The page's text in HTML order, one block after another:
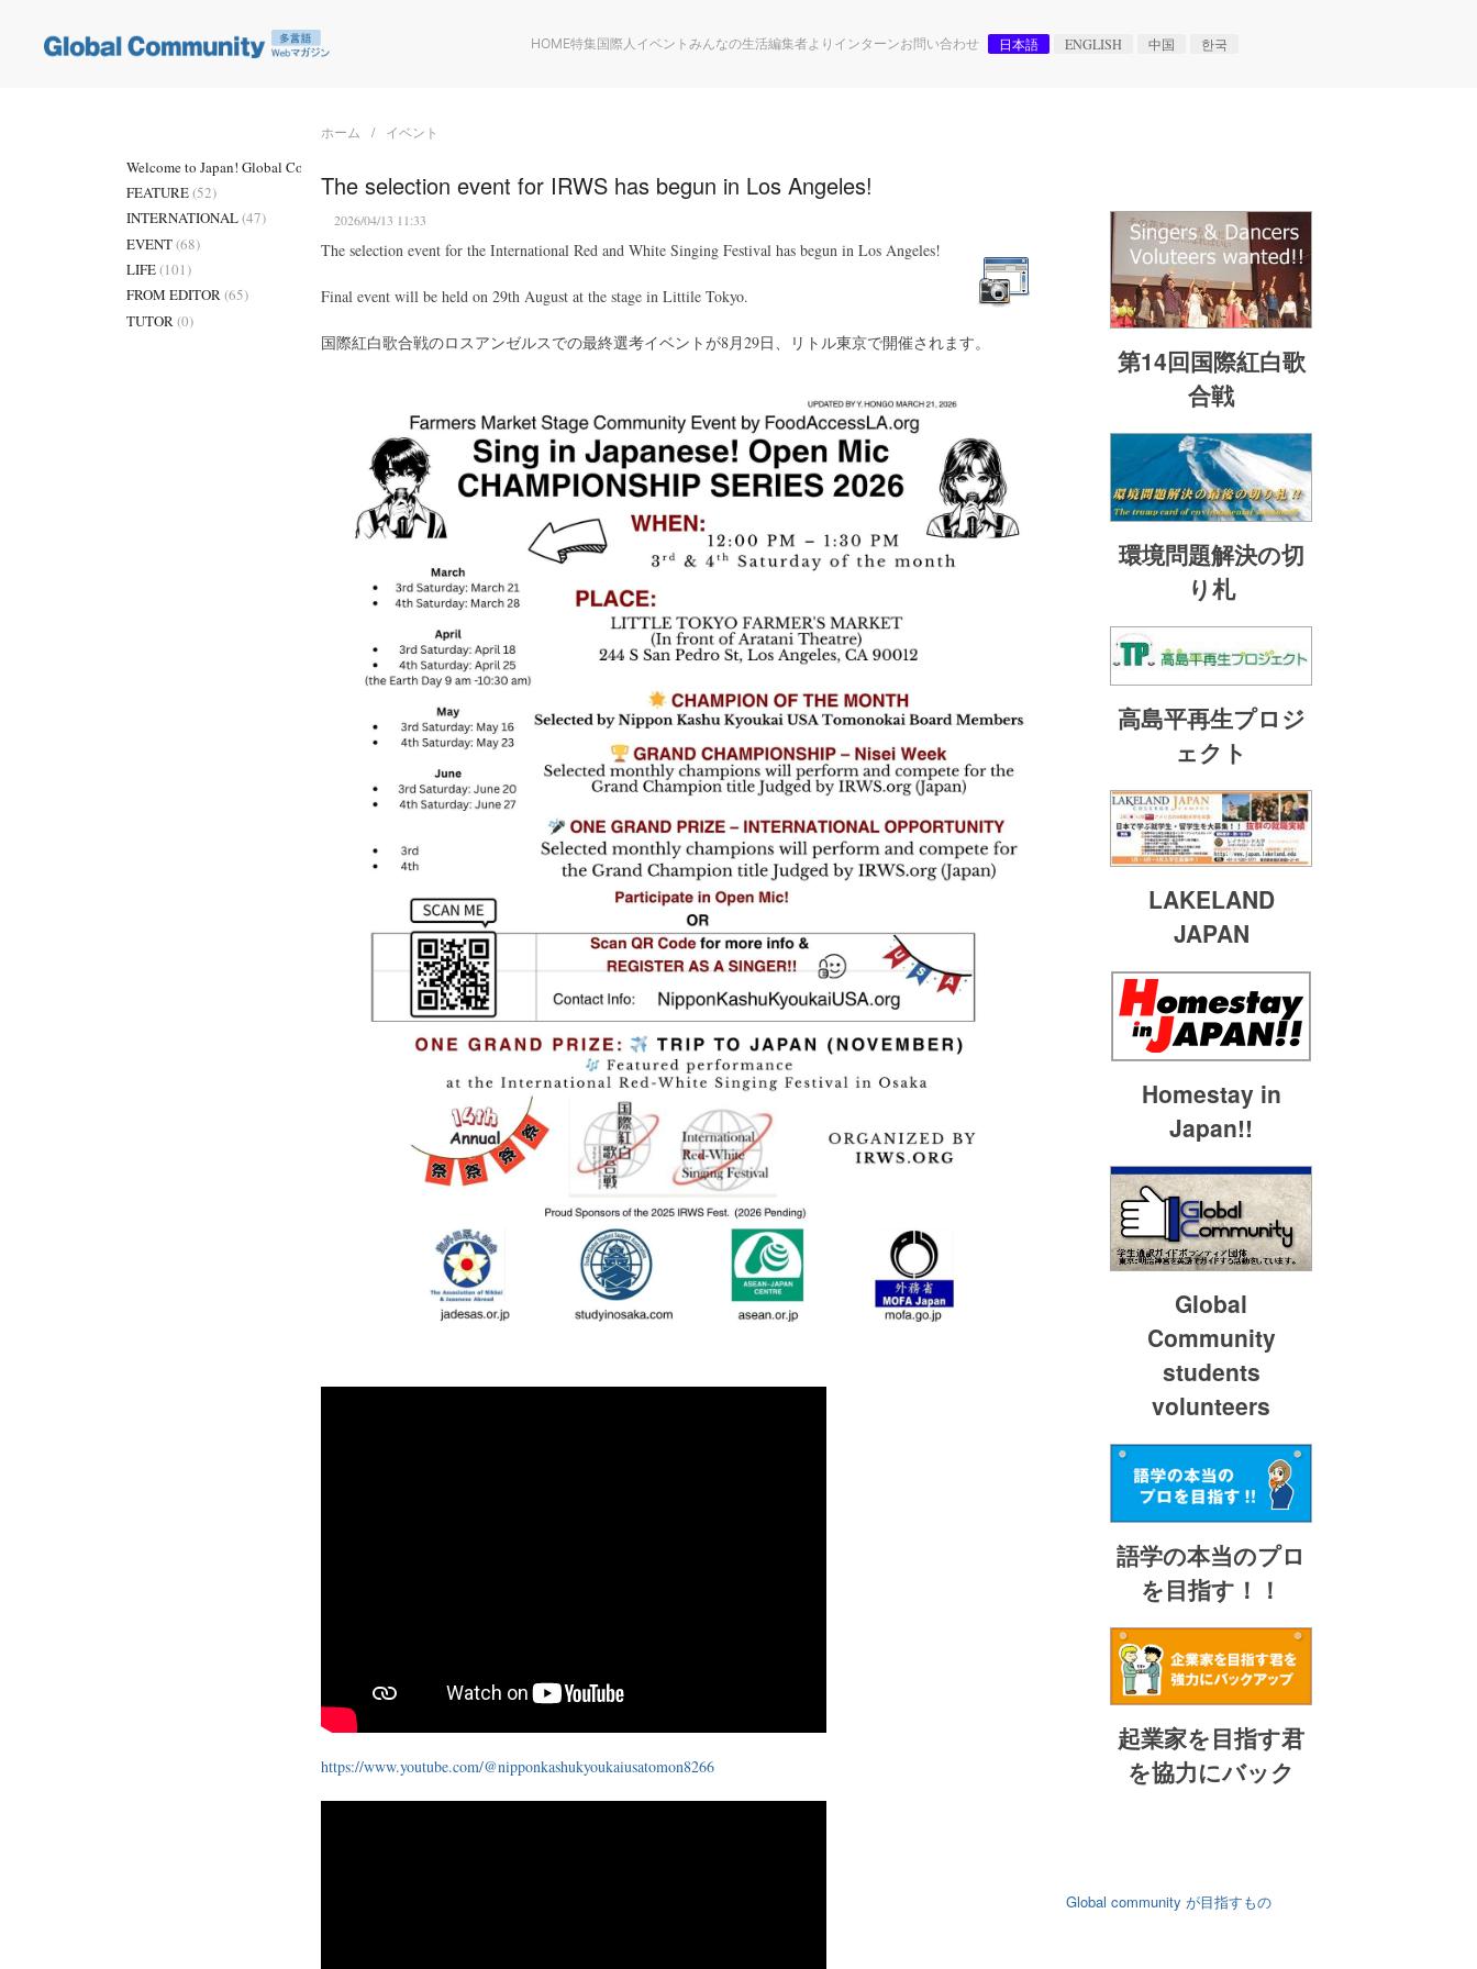
HOME特集国際人 イベント みんなの生活編集者より インターンお問い合わせ 日本語 ENGLISH 中国 한국
ホーム イベント
The selection event for IRWS has begun in Los Angeles!
2026/04/13 11:33
The selection event for the International Red and White Singing Festival has begun in Los Angeles!
Final event will be held on 29th August at the stage in Littile Tokyo.
国際紅白歌合戦のロスアンゼルスでの最終選考イベントが8月29日、リトル東京で開催されます。
https://www.youtube.com/@nipponkashukyoukaiusatomon8266
Welcome to Japan! Global Community
FEATURE(52)
INTERNATIONAL(47)
EVENT(68)
LIFE(101)
FROM EDITOR(65)
TUTOR(0)
第14回国際紅白歌
合戦
環境問題解決の切
り札
高島平再生プロジ
ェクト
LAKELAND
JAPAN
Homestay in
Japan!!
Global
Community
students
volunteers
語学の本当のプロ
を目指す！！
起業家を目指す君
を協力にバック
Global community が目指すもの